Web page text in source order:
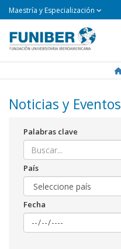
Maestría y Especialización
Noticias y Eventos
Palabras clave
País
Fecha